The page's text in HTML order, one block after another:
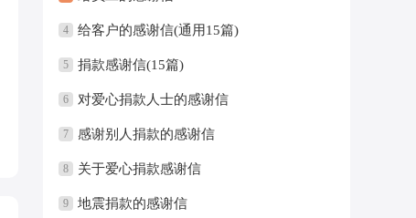
4 给客户的感谢信(通用15篇)
5 捐款感谢信(15篇)
6 对爱心捐款人士的感谢信
7 感谢别人捐款的感谢信
8 关于爱心捐款感谢信
9 地震捐款的感谢信